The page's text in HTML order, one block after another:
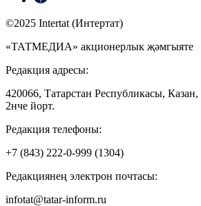
©2025 Intertat (Интертат)
«ТАТМЕДИА» акционерлык җәмгыяте
Редакция адресы:
420066, Татарстан Республикасы,
2нче йорт.
Редакция телефоны:
+7 (843) 222-0-999 (1304)
Редакциянең электрон почтасы:
infotat@tatar-inform.ru